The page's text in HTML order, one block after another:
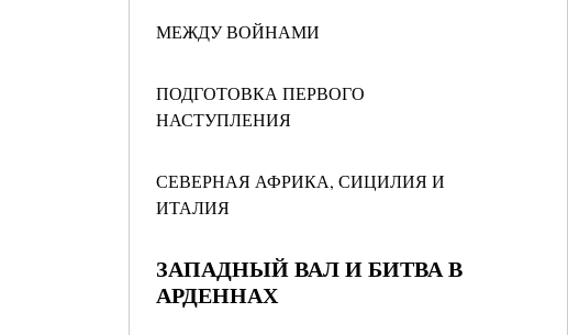
МЕЖДУ ВОЙНАМИ
ПОДГОТОВКА ПЕРВОГО
НАСТУПЛЕНИЯ
СЕВЕРНАЯ АФРИКА, СИЦИЛИЯ И
ИТАЛИЯ
ЗАПАДНЫЙ ВАЛ И БИТВА В
АРДЕННАХ